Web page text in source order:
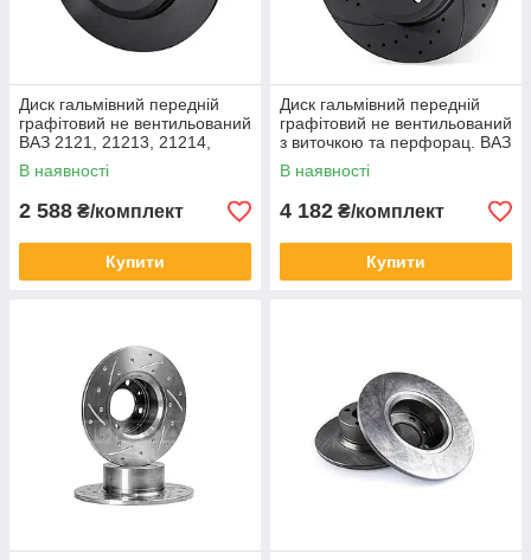
Диск гальмівний передній
графітовий не вентильований
ВАЗ 2121, 21213, 21214,
2123, 2131 (2шт.)
В наявності
2 588 ₴/комплект
Купити
Диск гальмівний передній
графітовий не вентильований
з виточкою та перфорац. ВАЗ
2121, 21213, 21214, 2123,
2131 (2шт.)
В наявності
4 182 ₴/комплект
Купити